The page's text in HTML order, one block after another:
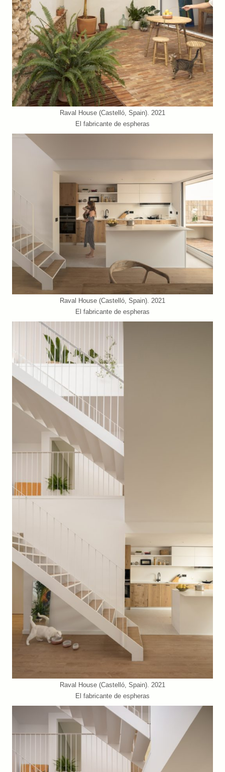
Raval House (Castelló, Spain). 2021
El fabricante de espheras
Raval House (Castelló, Spain). 2021
El fabricante de espheras
Raval House (Castelló, Spain). 2021
El fabricante de espheras